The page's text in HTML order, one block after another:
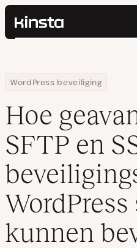
Kinsta®
Prijzen
Contact
Zoeken
Home
Hulpbronnen
Blog
WordPress beveiliging
Hoe geavanceerde SFTP en
Hoe
SFTP en
kunnen